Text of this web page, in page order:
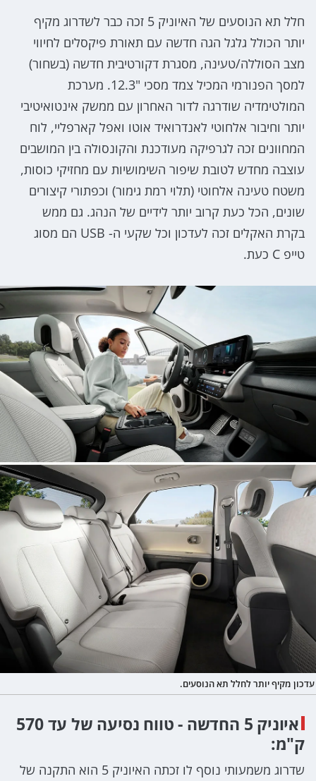
חלל תא הנוסעים של האיוניק 5 זכה כבר לשדרוג מקיף
יותר הכולל גלגל הגה חדשה עם תאורת פיקסלים לחיווי
מצב הסוללה/טעינה, מסגרת דקורטיבית חדשה (בשחור)
למסך הפנורמי המכיל צמד מסכי "12.3. מערכת
המולטימדיה שודרגה לדור האחרון עם ממשק אינטואיטיבי
יותר וחיבור אלחוטי לאנדרואיד אוטו ואפל קארפליי, לוח
המחוונים זכה לגרפיקה מעודכנת והקונסולה בין המושבים
עוצבה מחדש לטובת שיפור השימושיות עם מחזיקי כוסות,
משטח טעינה אלחוטי (תלוי רמת גימור) וכפתורי קיצורים
שונים, הכל כעת קרוב יותר לידיים של הנהג. גם ממש
בקרת האקלים זכה לעדכון וכל שקעי ה- USB הם מסוג
טייפ C כעת.
עדכון מקיף יותר לחלל תא הנוסעים.
איוניק 5 החדשה - טווח נסיעה של עד 570
ק"מ:
שדרוג משמעותי נוסף לו זכתה האיוניק 5 הוא התקנה של